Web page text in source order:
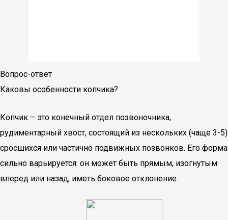
Вопрос-ответ
Каковы особенности копчика?
Копчик – это конечный отдел позвоночника,
рудиментарный хвост, состоящий из нескольких (чаще 3-5)
сросшихся или частично подвижных позвонков. Его форма
сильно варьируется: он может быть прямым, изогнутым
вперед или назад, иметь боковое отклонение.